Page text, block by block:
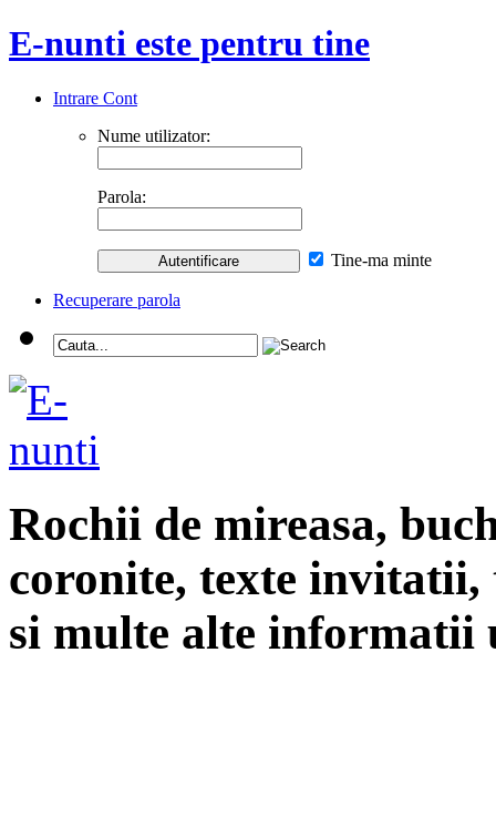
E-nunti este pentru tine
Intrare Cont
Nume utilizator:
Parola:
Tine-ma minte
Recuperare parola
Rochii de mireasa,
coronite, texte
si multe alte informatii